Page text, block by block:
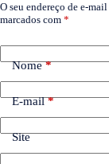
O seu endereço de e-
marcados com *
Nome*
E-mail*
Site